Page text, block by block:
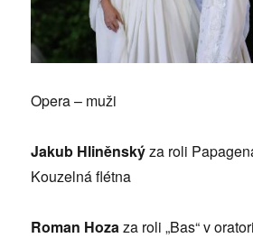
Opera – muži
Jakub Hliněnskýza roli
Kouzelná flétna
Roman Hozaza roli „Bas“ v